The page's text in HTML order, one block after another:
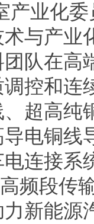
产业化
术与产
队在高
控和连
超高纯
电铜线
连接系
频段传
新能源